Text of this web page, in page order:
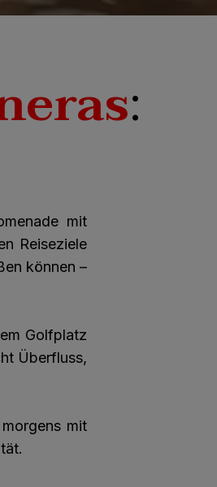
:
mit
Reiseziele
können –
Golfplatz
Überfluss,
mit